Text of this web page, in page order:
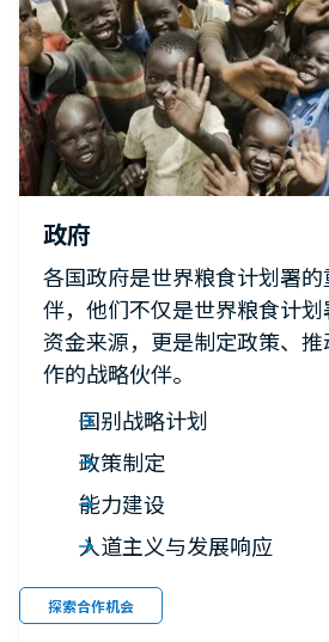
政府
各国政府是世界粮食计划署的
伴，他们不仅是世界粮食计
资金来源，更是制定政策、
作的战略伙伴。
国别战略计划
政策制定
能力建设
人道主义与发展响应
探索合作机会